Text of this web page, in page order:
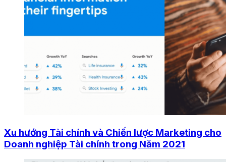
Xu hướng Tài chính và Chiến lược Marketing cho
Doanh nghiệp Tài chính trong Năm 2021